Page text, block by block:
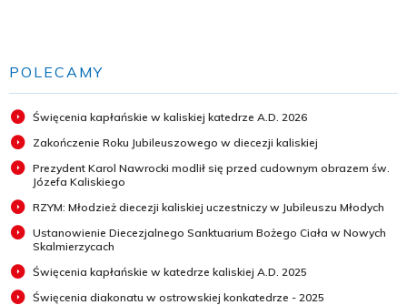
POLECAMY
Święcenia kapłańskie w kaliskiej katedrze A.D. 2026
Zakończenie Roku Jubileuszowego w diecezji kaliskiej
Prezydent Karol Nawrocki modlił się przed cudownym obrazem św.
Józefa Kaliskiego
RZYM: Młodzież diecezji kaliskiej uczestniczy w Jubileuszu Młodych
Ustanowienie Diecezjalnego Sanktuarium Bożego Ciała w Nowych
Skalmierzycach
Święcenia kapłańskie w katedrze kaliskiej A.D. 2025
Święcenia diakonatu w ostrowskiej konkatedrze - 2025